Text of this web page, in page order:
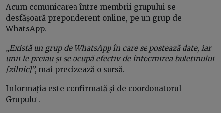
Acum comunicarea între membrii grupului se
desfășoară preponderent online, pe un grup de
WhatsApp.
„Există un grup de WhatsApp în care se postează date, iar
unii le preiau și se ocupă efectiv de întocmirea buletinului
[zilnic]”, mai precizează o sursă.
Informația este confirmată și de coordonatorul
Grupului.